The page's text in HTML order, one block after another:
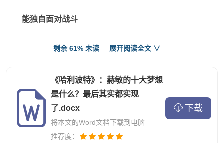
能独自面对战斗
但她觉得自己需要在
的第五年，她才真正 意识到这个问题，并决心为此奋
剩余 61% 未读 展开阅读全文 ∨
《哈利波特》：赫敏的十大梦想
是什么？最后其实都实现
了.docx
将本文的Word文档下载到电脑
推荐度：
下载